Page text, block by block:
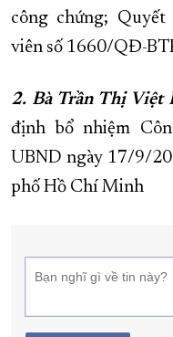
công chứng;
viên số 1660/QĐ-
2. Bà Trần Thị Việt
định bổ nhiệm
UBND ngày 17/9/
phố Hồ Chí Minh